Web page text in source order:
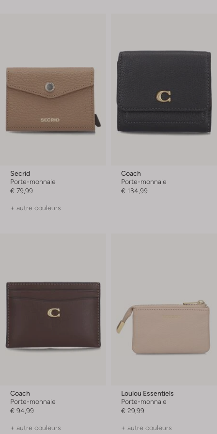
Secrid
Porte-monnaie
€ 79,99
+ autre couleurs
Coach
Porte-monnaie
€ 134,99
Coach
Porte-monnaie
€ 94,99
+ autre couleurs
Loulou Essentiels
Porte-monnaie
€ 29,99
+ autre couleurs